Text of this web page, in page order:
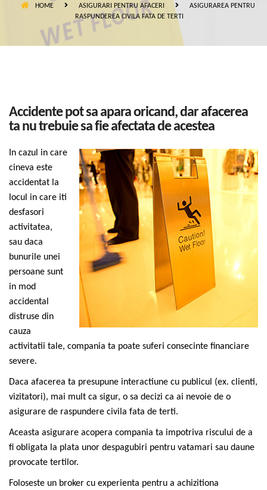
HOME ASIGURARI PENTRU AFACERI
ASIGURAREA PENTRU
RASPUNDEREA CIVILA FATA DE TERTI
Accidente pot sa apara oricand, dar afacerea
ta nu trebuie sa fie afectata de acestea
In cazul in care
cineva este
accidentat la
locul in care iti
desfasori
activitatea,
sau daca
bunurile unei
persoane sunt
in mod
accidental
distruse din
cauza
activitatii tale, compania ta poate suferi consecinte financiare
severe.
Daca afacerea ta presupune interactiune cu publicul (ex. clienti,
vizitatori), mai mult ca sigur, o sa decizi ca ai nevoie de o
asigurare de raspundere civila fata de terti.
Aceasta asigurare acopera compania ta impotriva riscului de a
fi obligata la plata unor despagubiri pentru vatamari sau daune
provocate tertilor.
Foloseste un broker cu experienta pentru a achizitiona